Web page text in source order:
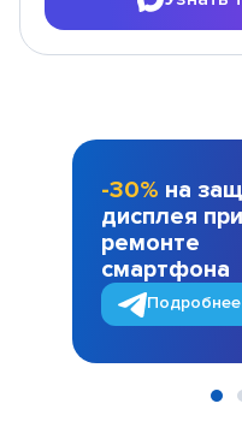
-30% на
дисплея при
ремонте
смартфона
Подробнее